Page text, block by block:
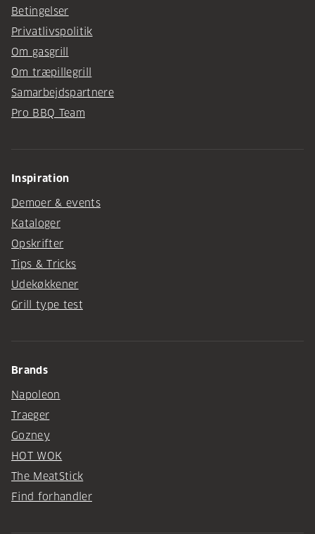
Betingelser
Privatlivspolitik
Om gasgrill
Om træpillegrill
Samarbejdspartnere
Pro BBQ Team
Inspiration
Demoer & events
Kataloger
Opskrifter
Tips & Tricks
Udekøkkener
Grill type test
Brands
Napoleon
Traeger
Gozney
HOT WOK
The MeatStick
Find forhandler